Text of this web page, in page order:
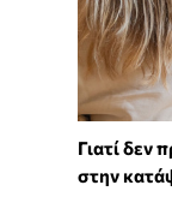
Γιατί δεν
στην